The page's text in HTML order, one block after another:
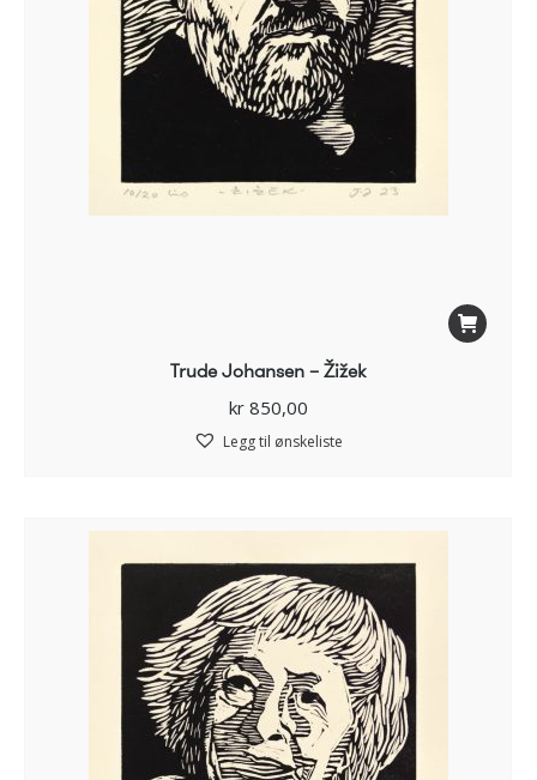
Trude Johansen – Žižek
kr850,00
Legg til ønskeliste